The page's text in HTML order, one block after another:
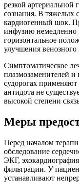
резкой артериальной
сознания. В тяжелых
кардиогенный шок.
инфузию
горизонтальное
улучшения венозного
Симптоматическое
плазмозаменителей и
судорогах
антидота не
высокой степени
Меры
Перед началом
обследование
ЭКГ,
фильтрации. У
устанавливают